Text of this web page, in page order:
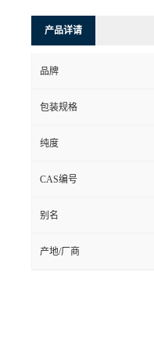
产品详请
品牌
包装规格
纯度
CAS编号
别名
产地/厂商